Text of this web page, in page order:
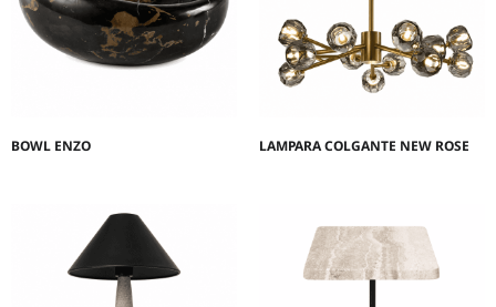
BOWL ENZO LAMPARA COLGANTE NEW ROSE